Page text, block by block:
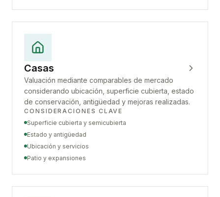
Casas
Valuación mediante comparables de mercado
considerando ubicación, superficie cubierta, estado
de conservación, antigüedad y mejoras realizadas.
CONSIDERACIONES CLAVE
Superficie cubierta y semicubierta
Estado y antigüedad
Ubicación y servicios
Patio y expansiones